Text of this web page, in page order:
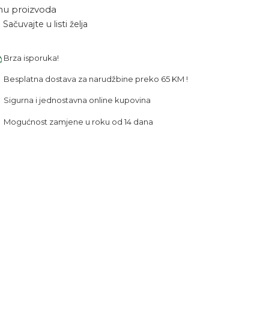
proizvoda
Sačuvajte u listi želja
Brza isporuka!
Besplatna dostava za narudžbine preko 65 KM !
Sigurna i jednostavna online kupovina
Mogućnost zamjene u roku od 14 dana